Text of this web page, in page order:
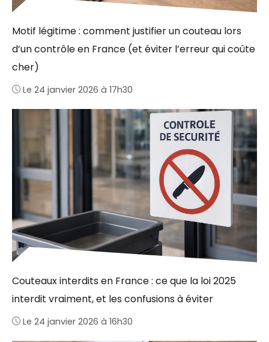
Motif légitime : comment justifier un couteau lors
d’un contrôle en France (et éviter l’erreur qui coûte
cher)
Le 24 janvier 2026 à 17h30
Couteaux interdits en France : ce que la loi 2025
interdit vraiment, et les confusions à éviter
Le 24 janvier 2026 à 16h30